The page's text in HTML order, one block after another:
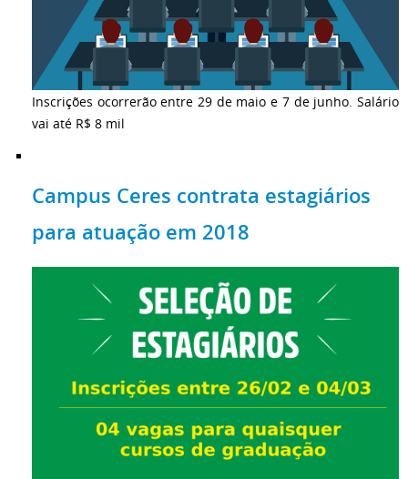
Inscrições ocorrerão entre 29 de maio e 7 de junho. Salário
vai até R$ 8 mil
Campus Ceres contrata estagiários
para atuação em 2018